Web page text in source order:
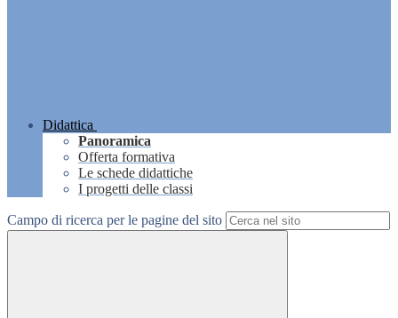
Didattica
Panoramica
Offerta formativa
Le schede didattiche
I progetti delle classi
Campo di ricerca per le pagine del sito